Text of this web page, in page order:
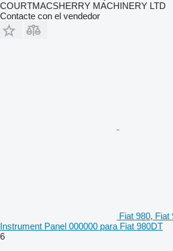
COURTMACSHERRY MACHINERY LTD
Contacte con el vendedor
Fiat 980, Fiat
Instrument Panel 000000 para Fiat 980DT
6